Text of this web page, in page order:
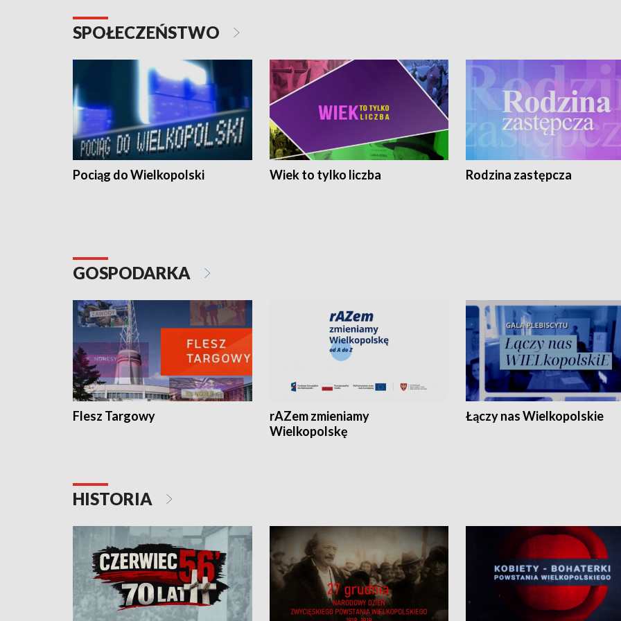
SPOŁECZEŃSTWO
Pociąg do Wielkopolski Wiek to tylko liczba Rodzina zastępcza
GOSPODARKA
Flesz Targowy
rAZem zmieniamy
Wielkopolskę
Łączy nas Wielkopolskie
HISTORIA